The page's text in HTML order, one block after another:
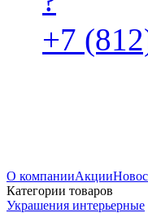
+7
О компанииАкции
Категории товаров
Украшения интерьерные